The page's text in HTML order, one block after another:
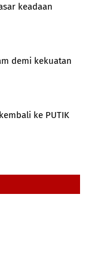
keadaan
demi kekuatan
ke PUTIK